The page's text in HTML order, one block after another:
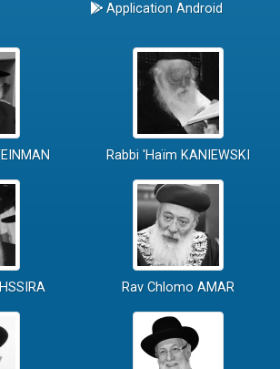
Application Android
Rabbi 'Haïm KANIEWSKI
Rav Chlomo AMAR